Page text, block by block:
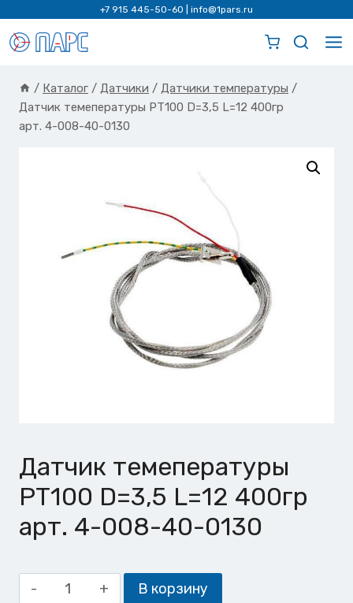
содержимому
+7 915 445-50-60 info@1pars.ru
/ Каталог / Датчики / Датчики температуры /
Датчик темепературы РТ100 D=3,5 L=12 400гр
арт. 4-008-40-0130
Датчик темепературы
РТ100 D=3,5 L=12 400гр
арт. 4-008-40-0130
Количество
В корзину